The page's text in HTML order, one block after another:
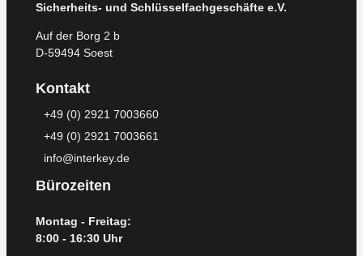
Sicherheits- und Schlüsselfachgeschäfte e.V.
Auf der Borg 2 b
D-59494 Soest
Kontakt
+49 (0) 2921 7003660
+49 (0) 2921 7003661
info@interkey.de
Bürozeiten
Montag - Freitag:
8:00 - 16:30 Uhr